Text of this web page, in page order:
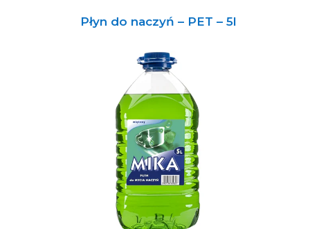
Płyn do naczyń – PET – 5l